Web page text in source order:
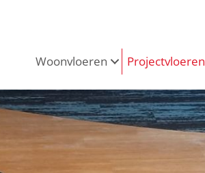
Woonvloeren Projectvloeren